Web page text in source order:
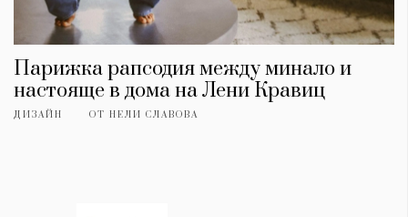
Парижка рапсодия между минало и
настояще в дома на Лени Кравиц
ДИЗАЙН ОТ НЕЛИ СЛАВОВА
Wine&Dine
Подкасти
Мода
Dialogue
Изкуство
Красота
Цветно
Условия за
ползване
За нас
Реклама
Политика за
поверителност